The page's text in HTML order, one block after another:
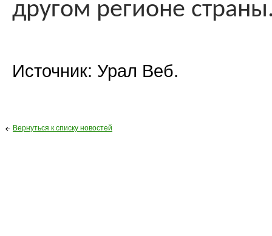
другом регионе
Источник: Урал Веб.
Вернуться к списку новостей